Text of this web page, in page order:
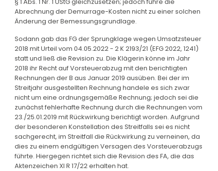
Abrechnung der Demurrage-Kosten nicht zu einer solchen
Änderung der Bemessungsgrundlage.
Sodann gab das FG der Sprungklage wegen Umsatzsteuer
2018 mit Urteil vom 04.05.2022 - 2 K 2193/21 (EFG 2022, 1241)
statt und ließ die Revision zu. Die Klägerin könne im Jahr
2018 ihr Recht auf Vorsteuerabzug mit den berichtigten
Rechnungen der B aus Januar 2019 ausüben. Bei der im
Streitjahr ausgestellten Rechnung handele es sich zwar
nicht um eine ordnungsgemäße Rechnung; jedoch sei die
zunächst fehlerhafte Rechnung durch die Rechnungen vom
23./25.01.2019 mit Rückwirkung berichtigt worden. Aufgrund
der besonderen Konstellation des Streitfalls sei es nicht
sachgerecht, im Streitfall die Rückwirkung zu verneinen, da
dies zu einem endgültigen Versagen des Vorsteuerabzugs
führte. Hiergegen richtet sich die Revision des FA, die das
Aktenzeichen XI R 17/22 erhalten hat.